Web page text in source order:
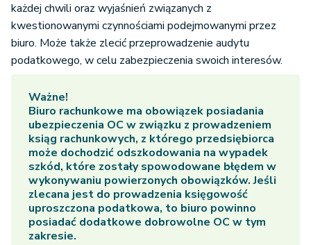
każdej chwili oraz wyjaśnień związanych z
kwestionowanymi czynnościami podejmowanymi przez
biuro. Może także zlecić przeprowadzenie audytu
podatkowego, w celu zabezpieczenia swoich interesów.
Ważne!
Biuro rachunkowe ma obowiązek posiadania
ubezpieczenia OC w związku z prowadzeniem
ksiąg rachunkowych, z którego przedsiębiorca
może dochodzić odszkodowania na wypadek
szkód, które zostały spowodowane błędem w
wykonywaniu powierzonych obowiązków. Jeśli
zlecana jest do prowadzenia księgowość
uproszczona podatkowa, to biuro powinno
posiadać dodatkowe dobrowolne OC w tym
zakresie.